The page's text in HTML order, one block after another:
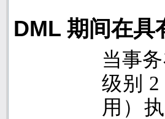
DML 期间在具
当事
级别 2
用）